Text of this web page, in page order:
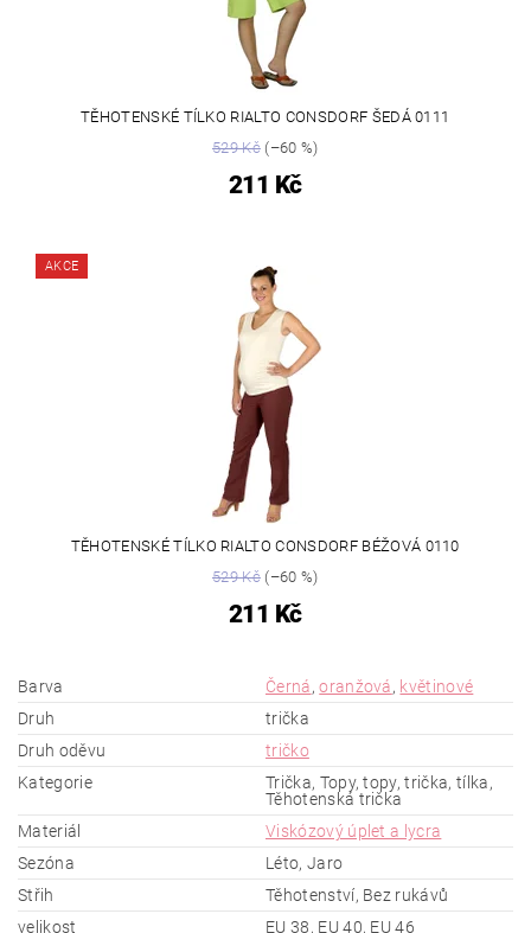
TĚHOTENSKÉ TÍLKO RIALTO CONSDORF ŠEDÁ 0111
529 Kč(–60 %)
211 Kč
AKCE
TĚHOTENSKÉ TÍLKO RIALTO CONSDORF BÉŽOVÁ 0110
529 Kč(–60 %)
211 Kč
Barva Černá,oranžová, květinové
Druh
trička
Druh oděvu
tričko
Kategorie
Trička, Topy, topy, trička, tílka,
Těhotenská trička
Materiál
Viskózový úplet a lycra
Sezóna
Léto, Jaro
Střih
Těhotenství, Bez rukávů
velikost
EU 38, EU 40, EU 46